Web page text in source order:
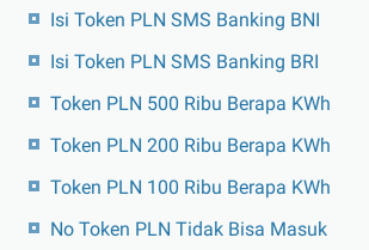
Isi Token PLN SMS Banking BNI
Isi Token PLN SMS Banking BRI
Token PLN 500 Ribu Berapa KWh
Token PLN 200 Ribu Berapa KWh
Token PLN 100 Ribu Berapa KWh
No Token PLN Tidak Bisa Masuk